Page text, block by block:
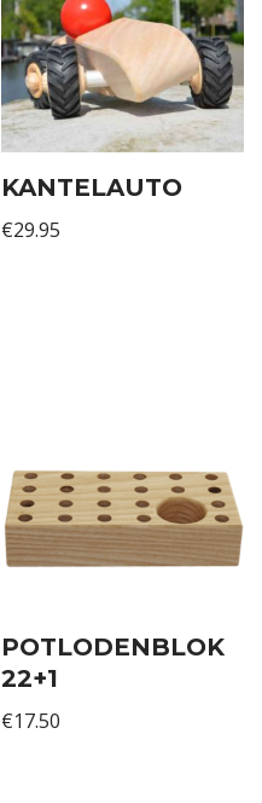
KANTELAUTO
€29.95
POTLODENBLOK
22+1
€17.50